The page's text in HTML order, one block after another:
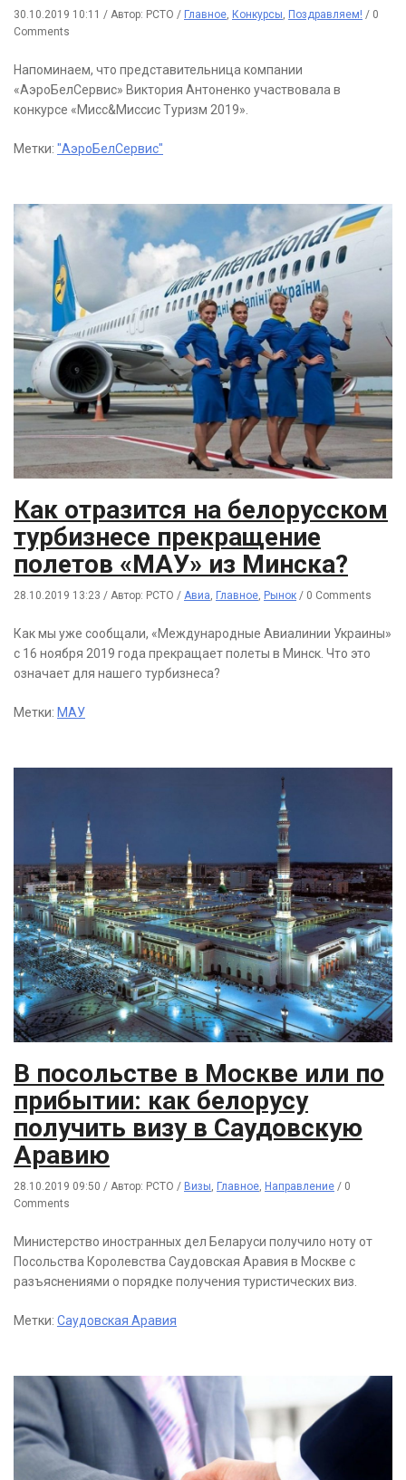
30.10.2019 10:11 / Автор: РСТО / Главное, Конкурсы, Поздравляем! / 0
Comments
Напоминаем, что представительница компании
«АэроБелСервис» Виктория Антоненко участвовала в
конкурсе «Мисс&Миссис Туризм 2019».
Метки: "АэроБелСервис"
Как отразится на белорусском
турбизнесе прекращение
полетов «МАУ» из Минска?
28.10.2019 13:23 / Автор: РСТО / Авиа, Главное, Рынок / 0 Comments
Как мы уже сообщали, «Международные Авиалинии Украины»
с 16 ноября 2019 года прекращает полеты в Минск. Что это
означает для нашего турбизнеса?
Метки: МАУ
В посольстве в Москве или по
прибытии: как белорусу
получить визу в Саудовскую
Аравию
28.10.2019 09:50 / Автор: РСТО / Визы Главное Направление / 0
Comments
Министерство иностранных дел Беларуси получило ноту от
Посольства Королевства Саудовская Аравия в Москве с
разъяснениями о порядке получения туристических виз.
Метки: Саудовская Аравия